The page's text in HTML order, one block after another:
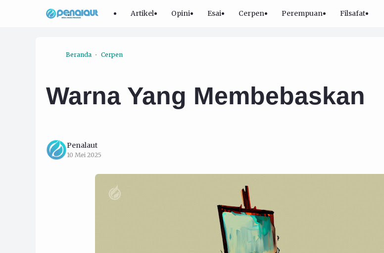
Artikel Opini Esai Cerpen Perempuan Filsafat
Beranda Cerpen
Warna Yang Membebaskan
Penalaut
10 Mei 2025